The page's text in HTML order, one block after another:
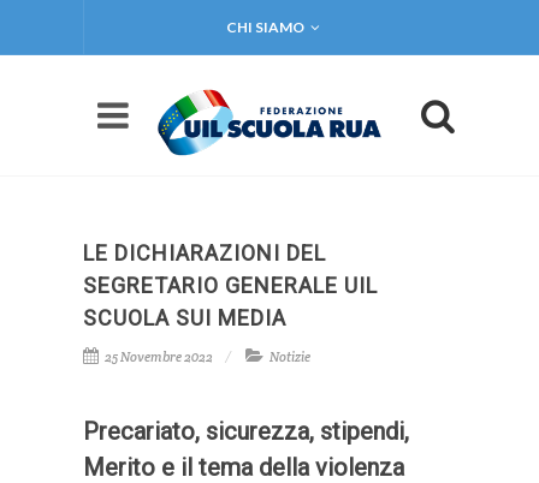
CHI SIAMO
LE DICHIARAZIONI DEL
SEGRETARIO GENERALE UIL
SCUOLA SUI MEDIA
25 Novembre 2022 Notizie
Precariato, sicurezza, stipendi,
Merito e il tema della violenza